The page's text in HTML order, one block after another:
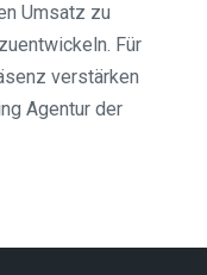
Umsatz zu
Für
verstärken
Agentur der